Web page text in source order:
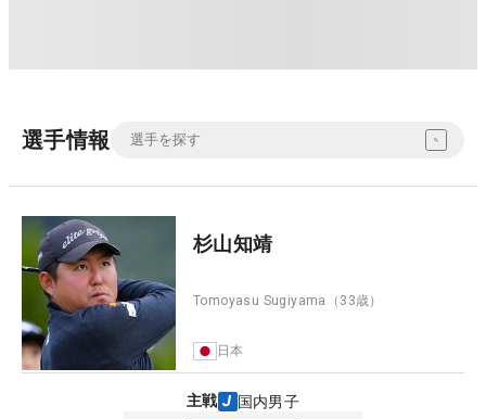
選手情報
杉山知靖
Tomoyasu Sugiyama （33歳）
日本
主戦 国内男子